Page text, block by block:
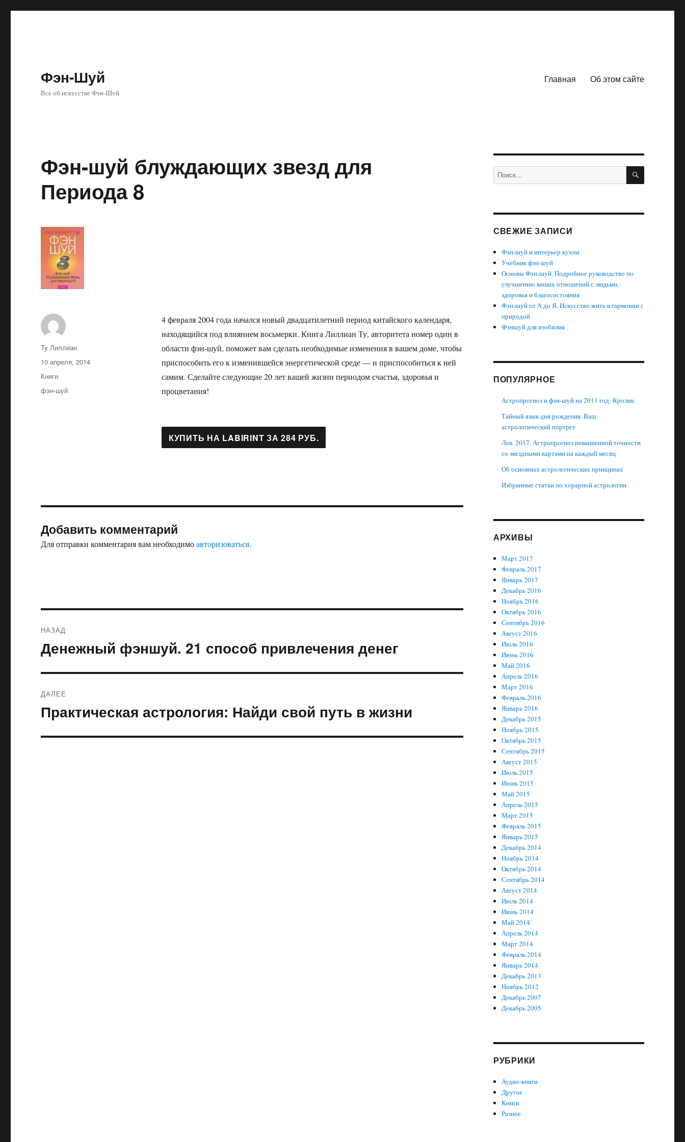
Фэн-Шуй
Все об искусстве Фэн-Шуй
Главная Об этом сайте
Фэн-шуй блуждающих звезд для
Периода 8
4 февраля 2004 года начался новый двадцатилетний период китайского календаря,
находящийся под влиянием восьмерки. Книга Лиллиан Ту, авторитета номер один в
области фэн-шуй, поможет вам сделать необходимые изменения в вашем доме, чтобы
приспособить его к изменившейся энергетической среде — и приспособиться к ней
самим. Сделайте следующие 20 лет вашей жизни периодом счастья, здоровья и
процветания!
Автор
Ту Лиллиан
Опубликовано
10 апреля, 2014
Рубрики
Книги
Метки
фэн-шуй
Добавить комментарий
Для отправки комментария вам необходимоавторизоваться.
по
НАЗАД
Предыдущая
запись:
Денежный фэншуй. 21 способ привлечения денег
ДАЛЕЕ
Следующая
запись:
Практическая астрология: Найди свой путь в жизни
Искать: ПОИСК
СВЕЖИЕ ЗАПИСИ
Фэн-шуй и интерьер кухни
Учебник фэн-шуй
Основы Фэн-шуй. Подробное руководство по
улучшению ваших отношений с людьми,
здоровья и благосостояния
Фэн-шуй от А до Я. Искусство жить в гармонии с
природой
Фэншуй для изобилия
ПОПУЛЯРНОЕ
Астропрогноз и фэн-шуй на 2011 год: Кролик
Тайный язык дня рождения. Ваш
астрологический портрет
Лев. 2017. Астропрогноз повышенной точности
со звездными картами на каждый месяц
Об основных астрологических принципах
Избранные статьи по хорарной астрологии
АРХИВЫ
Март 2017
Февраль 2017
Январь 2017
Декабрь 2016
Ноябрь 2016
Октябрь 2016
Сентябрь 2016
Август 2016
Июль 2016
Июнь 2016
Май 2016
Апрель 2016
Март 2016
Февраль 2016
Январь 2016
Декабрь 2015
Ноябрь 2015
Октябрь 2015
Сентябрь 2015
Август 2015
Июль 2015
Июнь 2015
Май 2015
Апрель 2015
Март 2015
Февраль 2015
Январь 2015
Декабрь 2014
Ноябрь 2014
Октябрь 2014
Сентябрь 2014
Август 2014
Июль 2014
Июнь 2014
Май 2014
Апрель 2014
Март 2014
Февраль 2014
Январь 2014
Декабрь 2013
Ноябрь 2012
Декабрь 2007
Декабрь 2005
РУБРИКИ
Аудио-книги
Другое
Книги
Разное